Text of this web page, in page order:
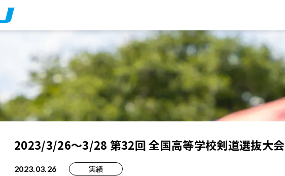
2023/3/26～3/28 第32回 全国高等学校剣道選抜大会
2023.03.26 実績